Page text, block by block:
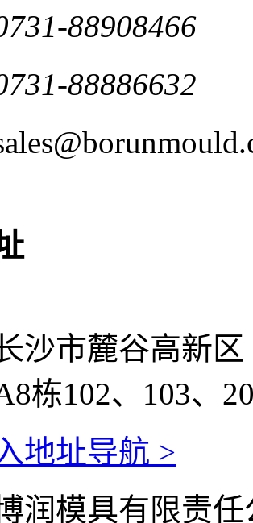
88908466
88886632
沙市麓谷高新
栋102、103、
地址导航 >
润模具有限责